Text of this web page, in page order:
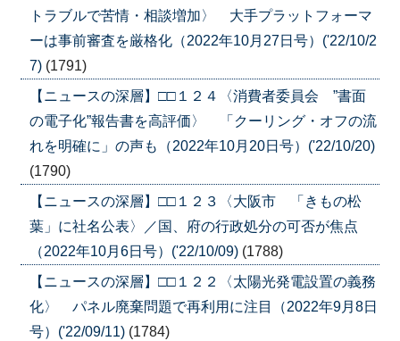
トラブルで苦情・相談増加〉 大手プラットフォーマ
ーは事前審査を厳格化（2022年10月27日号）('22/10/2
7) (1791)
【ニュースの深層】□□１２４〈消費者委員会 ”書面
の電子化”報告書を高評価〉 「クーリング・オフの流
れを明確に」の声も（2022年10月20日号）('22/10/20)
(1790)
【ニュースの深層】□□１２３〈大阪市 「きもの松
葉」に社名公表〉／国、府の行政処分の可否が焦点
（2022年10月6日号）('22/10/09) (1788)
【ニュースの深層】□□１２２〈太陽光発電設置の義務
化〉 パネル廃棄問題で再利用に注目（2022年9月8日
号）('22/09/11) (1784)